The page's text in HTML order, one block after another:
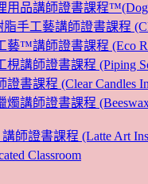
用品講師證書課程
手工藝講師證書課程
藝™講師證書課程 (Eco
梘講師證書課程 (Piping
書課程 (Clear Candles
講師證書課程 (Beeswax
師證書課程 (Latte Art
Classroom